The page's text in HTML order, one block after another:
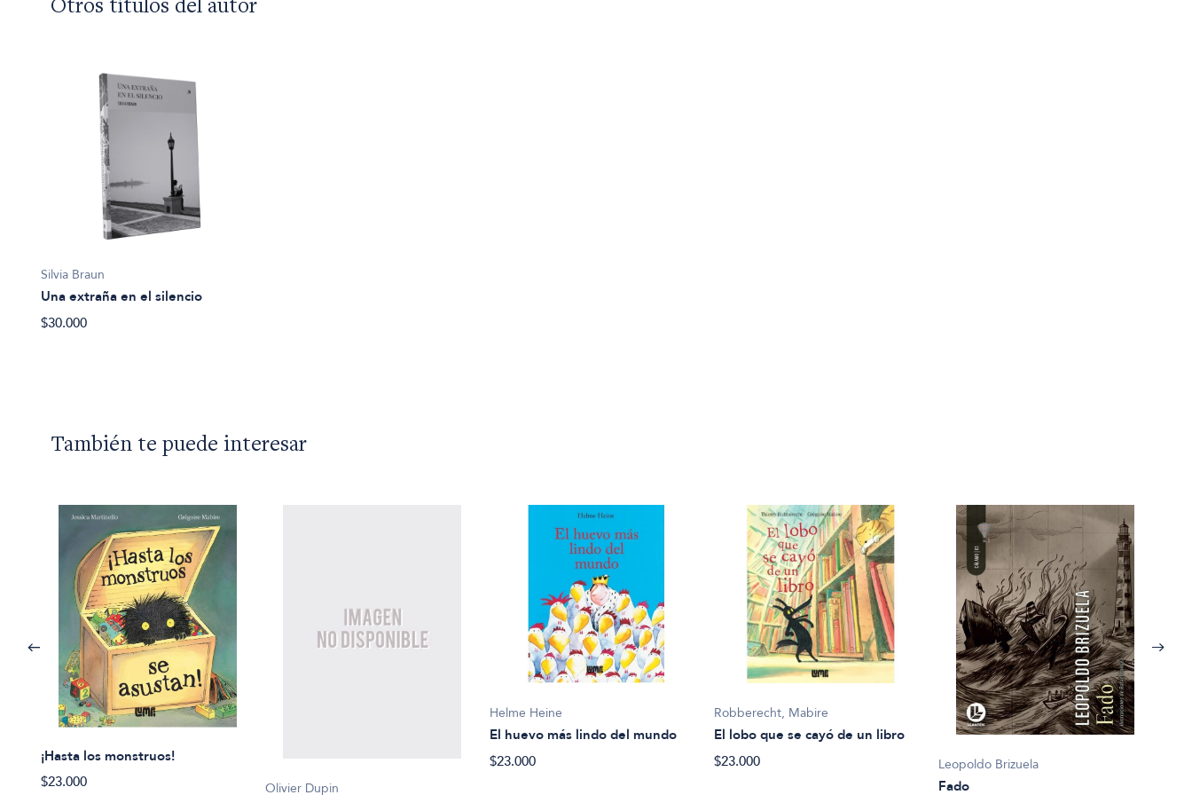
Otros títulos del autor
Silvia Braun
Una extraña en el silencio
$30.000
También te puede interesar
¡Hasta los monstruos!
$23.000
Olivier Dupin
Helme Heine
El huevo más lindo del mundo
$23.000
Robberecht, Mabire
El lobo que se cayó de un libro
$23.000
Leopoldo Brizuela
Fado